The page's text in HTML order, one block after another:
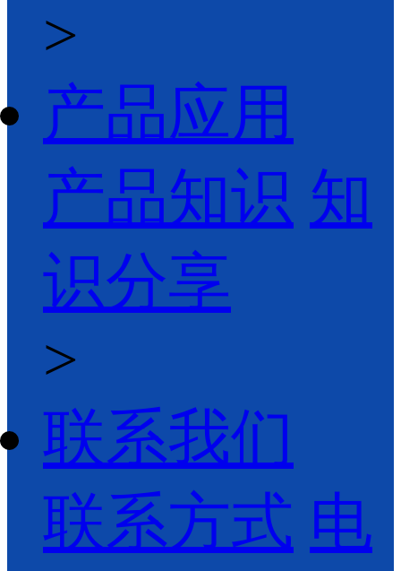
>
产品应用
产品知识 知
识分享
>
联系我们
联系方式 电